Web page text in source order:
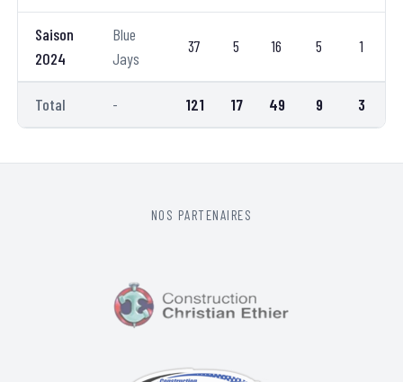
Saison
2024
Blue
Jays
37 5 16 5 1
Total - 121 17 49 9 3
NOS PARTENAIRES